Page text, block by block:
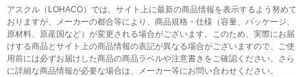
アスクル（LOHACO）では、サイト上に最新の商品情報を表示するよう努めて
おりますが、メーカーの都合等により、商品規格・仕様（容量、パッケージ、
原材料、原産国など）が変更される場合がございます。このため、実際にお届
けする商品とサイト上の商品情報の表記が異なる場合がございますので、ご使
用前には必ずお届けした商品の商品ラベルや注意書きをご確認ください。さら
に詳細な商品情報が必要な場合は、メーカー等にお問い合わせください。